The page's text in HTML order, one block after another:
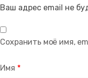
Ваш адрес email не
Имя *
Сохранить моё имя,